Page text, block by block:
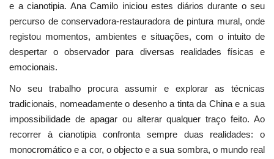
e a cianotipia. Ana Camilo iniciou estes diários durante o seu
percurso de conservadora-restauradora de pintura mural, onde
registou momentos, ambientes e situações, com o intuito de
despertar o observador para diversas realidades físicas e
emocionais.
No seu trabalho procura assumir e explorar as técnicas
tradicionais, nomeadamente o desenho a tinta da China e a sua
impossibilidade de apagar ou alterar qualquer traço feito. Ao
recorrer à cianotipia confronta sempre duas realidades: o
monocromático e a cor, o objecto e a sua sombra, o mundo real